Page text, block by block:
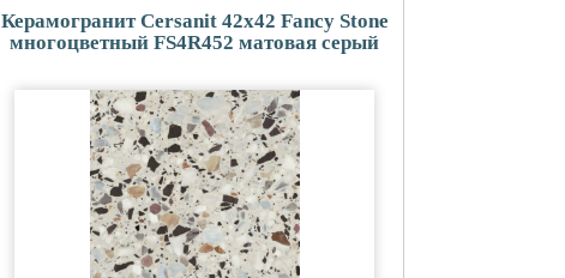
Керамогранит Cersanit 42x42 Fancy Stone
многоцветный FS4R452 матовая серый